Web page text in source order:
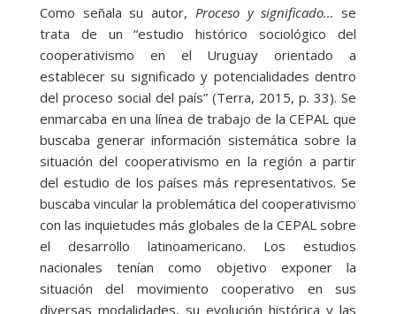
Como señala su autor, Proceso y significado… se
trata de un “estudio histórico sociológico del
cooperativismo en el Uruguay orientado a
establecer su significado y potencialidades dentro
del proceso social del país” (Terra, 2015, p. 33). Se
enmarcaba en una línea de trabajo de la CEPAL que
buscaba generar información sistemática sobre la
situación del cooperativismo en la región a partir
del estudio de los países más representativos. Se
buscaba vincular la problemática del cooperativismo
con las inquietudes más globales de la CEPAL sobre
el desarrollo latinoamericano. Los estudios
nacionales tenían como objetivo exponer la
situación del movimiento cooperativo en sus
diversas modalidades, su evolución histórica y las